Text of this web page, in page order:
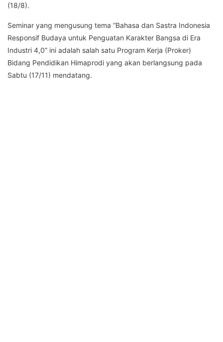
(18/8).
Seminar yang mengusung tema “Bahasa dan Sastra Indonesia
Responsif Budaya untuk Penguatan Karakter Bangsa di Era
Industri 4,0” ini adalah salah satu Program Kerja (Proker)
Bidang Pendidikan Himaprodi yang akan berlangsung pada
Sabtu (17/11) mendatang.